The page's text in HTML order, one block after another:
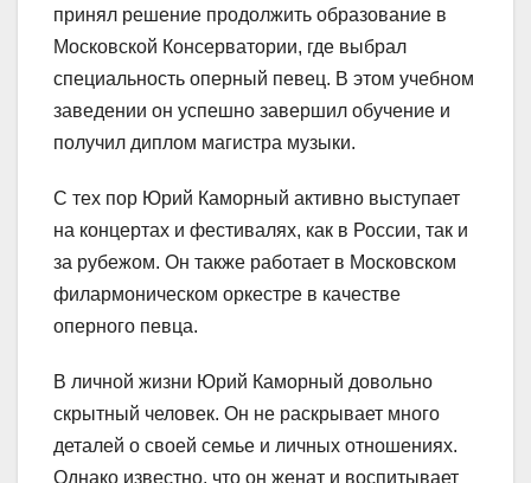
принял решение продолжить образование в
Московской Консерватории, где выбрал
специальность оперный певец. В этом учебном
заведении он успешно завершил обучение и
получил диплом магистра музыки.
С тех пор Юрий Каморный активно выступает
на концертах и фестивалях, как в России, так и
за рубежом. Он также работает в Московском
филармоническом оркестре в качестве
оперного певца.
В личной жизни Юрий Каморный довольно
скрытный человек. Он не раскрывает много
деталей о своей семье и личных отношениях.
Однако известно, что он женат и воспитывает